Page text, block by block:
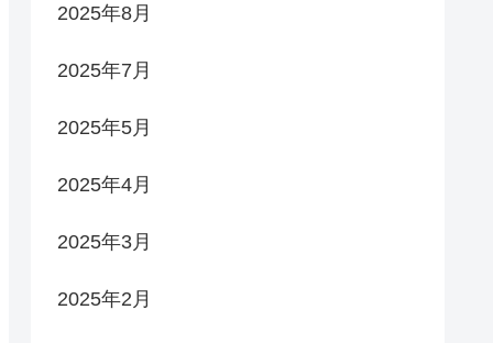
2025年8月
2025年7月
2025年5月
2025年4月
2025年3月
2025年2月